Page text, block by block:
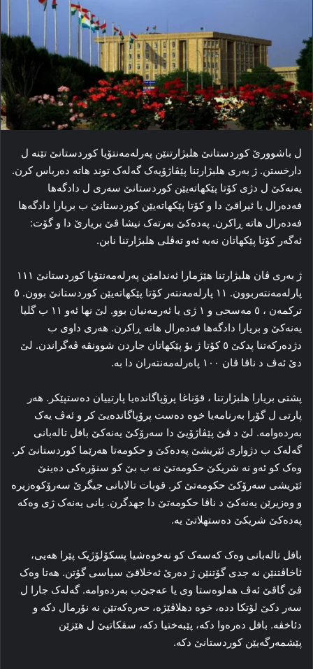
ل باشوورێ کوردستانێ هلبژارتنێن پەرله‌مه‌نتۆیا کوردستانێ تێنه‌ ل
دارخستن. ژ به‌ری هلبژارتنا پێڤاژۆیه‌ک گه‌له‌ک توند هاته‌ ده‌رباس کرن.
یەنەکێ ل دژی کۆتا پێکهاتەیێن کوردستانێ سه‌ری ل دادگه‌ها
فه‌ده‌رال یا ئیراقێ دا و کۆتا پێکهاتەیێن کوردستانێ ب بریارا دادگه‌ها
فه‌ده‌رال هاته‌ ڕاکرن. پەدەکێ به‌رته‌ک نیشا ڤێ بریارێ دا و گۆت‌:
ئه‌گه‌ر کۆتا پێکهاتان نه‌به‌ ئه‌و ته‌ڤلی هلبژارتنا نابن.
ژ به‌ری ڤان هلبژارتنا هێژمارا ئه‌ندامێن پەرله‌مه‌نتۆیا کوردستانێ ۱۱۱
پارله‌مه‌نته‌ربوون. ۱۱ پارله‌مه‌نته‌ر کۆتا پێکهاتەیێن کوردستانێ بوون. ٥
ترکمه‌ن ، ٥ مه‌سحی و ۱ ژی یا ئه‌رمه‌نیان بوو. لێ نها ئه‌و ۱۱ ب گلیا
یەنەکێ و بریارا دادگه‌ها فه‌ده‌رال هاته‌ ڕاکرن. هه‌ری داوی ب
دژده‌رکه‌تنا پدکێ ٥ کۆتا ژ بۆ پێکهاتان جاردن شوونڤه‌ ڤه‌گراندن. لێ
دێ ئه‌ڤ د ناڤا ڤان ۱۰۰ پاەرله‌مه‌نته‌ران دا به‌.
پشتی بریارا هلبژارتنا ، قۆناغا پرۆپاگانده‌یا پارتییان ده‌ستپێکر. هه‌ر
پارتی ل گۆرا به‌رنامه‌یا خوه‌ ده‌ست پرۆپاگانده‌یێ کر و ئه‌ڤ یه‌ک
به‌رده‌وامه‌. لێ د ڤێ پێڤاژۆیێ دا سه‌رۆکێ یەنەکێ بافل تالەبانی
گه‌له‌ک ب دژواری ئێریشێ پەدەکێ و حکومه‌تا هه‌رێما کوردستانێ کر.
وه‌ک کو ئه‌و نه‌ شریکێ حکومه‌تێ نه‌ ب بێ کو سنۆره‌کی ده‌ینێ
ئێریشی سه‌رۆکێ حکومه‌تێ کر. قوبات تالابانی جیگرێ سه‌رۆکوه‌زیره‌
و وه‌زیرێن یەنەکێ د ناڤا حکومه‌تێ دا جهدگرن. یانی یەنەک ژی وه‌که‌
پەدەکێ شریکێ ده‌ستهلاتێ یه‌.
بافل تالەبانی وه‌ک که‌سه‌ک کو نه‌خوه‌شیا پسکۆلۆژیک پێرا هه‌یی،
ئاخاڤتنێن نه‌ جدی گۆتنێن ژ ده‌رێ ئه‌خلاقێ سیاسی گۆتن. هه‌تا وه‌ک
ڤێ گاڤێ ئه‌ڤ هه‌لوه‌ستا وی یا عه‌جێ‌ب به‌رده‌وامە. گه‌له‌ک جارا ل
سه‌ر دکێ لۆتکا دده‌، خوه‌ دهلاڤێژه‌، حه‌ره‌که‌تێن نه‌ نۆرمال دکه‌ و
دئاخڤه‌. بافل ده‌ره‌وا دکه‌، پێبه‌ختیا دکه‌، سڤکاتیێ ل هێزێن
پێشمه‌رگه‌یێن کوردستانێ دکه‌.